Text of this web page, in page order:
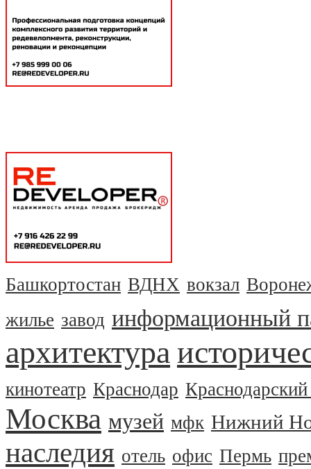
Башкортостан ВДНХ вокзал
жилье завод информационный
архитектура
кинотеатр Краснодар
Москва музей мфк Нижний
наследия отель офис Пермь